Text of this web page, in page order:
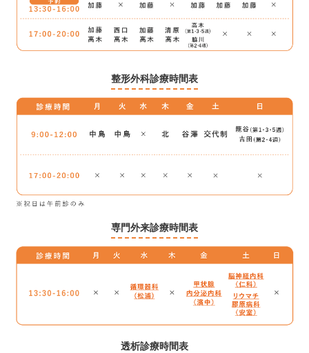
整形外科診療時間表
専門外来診療時間表
透析診療時間表